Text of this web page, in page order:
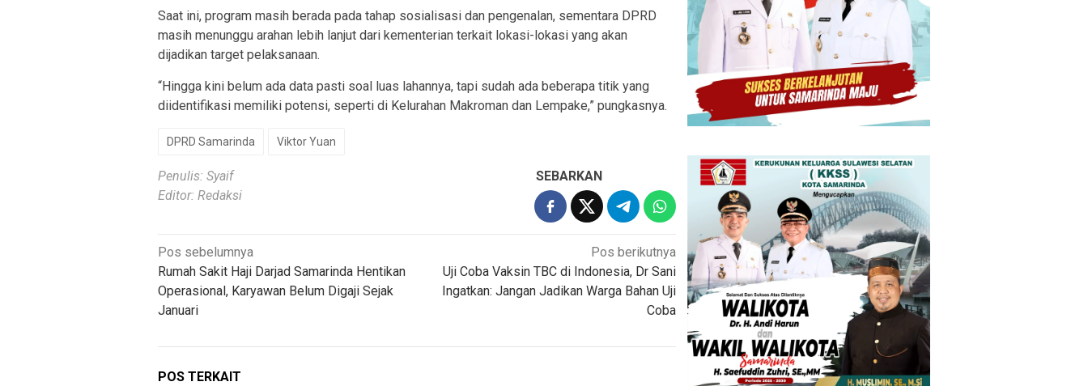
Saat ini, program masih berada pada tahap sosialisasi dan pengenalan, sementara DPRD
masih menunggu arahan lebih lanjut dari kementerian terkait lokasi-lokasi yang akan
dijadikan target pelaksanaan.
“Hingga kini belum ada data pasti soal luas lahannya, tapi sudah ada beberapa titik yang
diidentifikasi memiliki potensi, seperti di Kelurahan Makroman dan Lempake,” pungkasnya.
DPRD Samarinda Viktor Yuan
Penulis: Syaif
Editor: Redaksi
SEBARKAN
Navigasi
pos
Pos sebelumnya
Rumah Sakit Haji Darjad Samarinda Hentikan
Operasional, Karyawan Belum Digaji Sejak
Januari
Pos berikutnya
Uji Coba Vaksin TBC di Indonesia, Dr Sani
Ingatkan: Jangan Jadikan Warga Bahan Uji
Coba
POS TERKAIT